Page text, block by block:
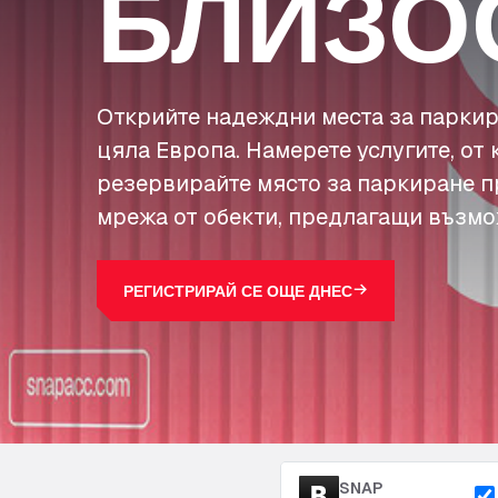
Открийте надеждни места за
цяла Европа. Намерете услугите, от
резервирайте място за паркиране
мрежа от обекти, предлагащи
РЕГИСТРИРАЙ СЕ ОЩЕ ДНЕС
SNAP